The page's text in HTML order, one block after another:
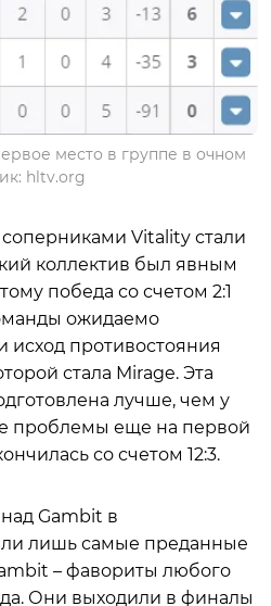
место в группе в очном
hltv.org
Vitality стали
коллектив был явным
победа со счетом 2:1
ожидаемо
исход противостояния
стала Mirage. Эта
лучше, чем у
проблемы еще на первой
со счетом 12:3.
Gambit в
лишь самые преданные
– фавориты любого
Они выходили в финалы